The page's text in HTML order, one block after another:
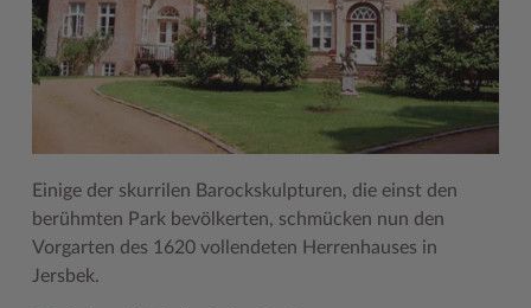
Geodatenportale (Kreiskarte)
Kfz-Zulassung
Kontakt / Öffnungszeiten
Leistungen
Lexikon
Fotoarchiv
Hitzeschutz
Klimaanpassungskonzept
Lokales Wetter
Newsletter
Kreispräsident
Kreistag und Ausschüsse
Kreistag Sitzungskalender
Landrat
Sonderbereiche
Offene Stellen
Praktika und FSJ
Weiterbildung beim Kreis Stormarn
Klimaschutz beim Kreis Stormarn
Projekt e-Gewerbe
Stormarner Bündnis für bezahlbares Wohnen
Zahlen, Daten, Fakten
Kulturelle Einrichtungen
Museen
Naturschutzgebiete
Storchenhorste
Lieblingsplätze in der Metropolregion
Einige der skurrilen Barockskulpturen, die einst den
berühmten Park bevölkerten, schmücken nun den
Vorgarten des 1620 vollendeten Herrenhauses in
Jersbek.